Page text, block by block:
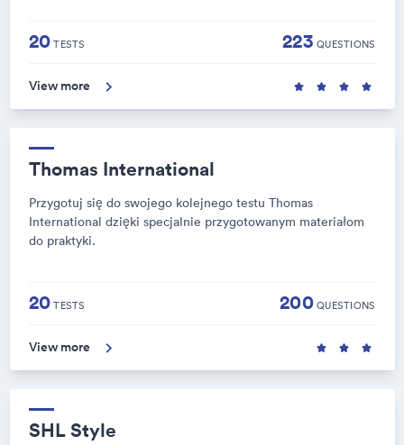
20TESTS 223 QUESTIONS
View more
Thomas International
Przygotuj się do swojego kolejnego testu Thomas
International dzięki specjalnie przygotowanym materiałom
do praktyki.
20TESTS 200QUESTIONS
View more
SHL Style